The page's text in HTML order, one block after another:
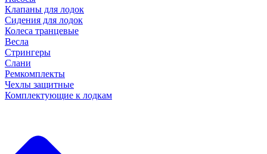
Клапаны для лодок
Сидения для лодок
Колеса транцевые
Весла
Стрингеры
Слани
Ремкомплекты
Чехлы защитные
Комплектующие к лодкам